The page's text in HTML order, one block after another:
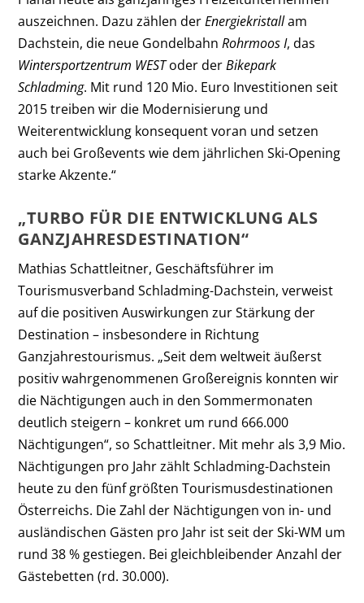
auszeichnen. Dazu zählen derEnergiekristallam
Dachstein, die neue GondelbahnRohrmoos I, das
Wintersportzentrum WESToder derBikepark
Schladming. Mit rund 120 Mio. Euro Investitionen seit
2015 treiben wir die Modernisierung und
Weiterentwicklung konsequent voran und setzen
auch bei Großevents wie dem jährlichen Ski-Opening
starke Akzente.“
„TURBO FÜR DIE ENTWICKLUNG ALS
GANZJAHRESDESTINATION“
Mathias Schattleitner, Geschäftsführer im
Tourismusverband Schladming-Dachstein, verweist
auf die positiven Auswirkungen zur Stärkung der
Destination – insbesondere in Richtung
Ganzjahrestourismus. „Seit dem weltweit äußerst
positiv wahrgenommenen Großereignis konnten wir
die Nächtigungen auch in den Sommermonaten
deutlich steigern – konkret um rund 666.000
Nächtigungen“, so Schattleitner. Mit mehr als 3,9 Mio.
Nächtigungen pro Jahr zählt Schladming-Dachstein
heute zu den fünf größten Tourismusdestinationen
Österreichs. Die Zahl der Nächtigungen von in- und
ausländischen Gästen pro Jahr ist seit der Ski-WM um
rund 38 % gestiegen. Bei gleichbleibender Anzahl der
Gästebetten (rd. 30.000).